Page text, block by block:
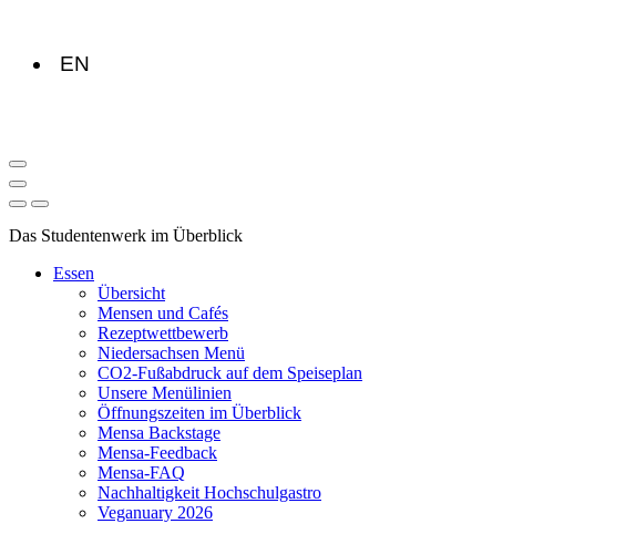
EN
Das Studentenwerk im Überblick
Essen
Übersicht
Mensen und Cafés
Rezeptwettbewerb
Niedersachsen Menü
CO2-Fußabdruck auf dem Speiseplan
Unsere Menülinien
Öffnungszeiten im Überblick
Mensa Backstage
Mensa-Feedback
Mensa-FAQ
Nachhaltigkeit Hochschulgastro
Veganuary 2026